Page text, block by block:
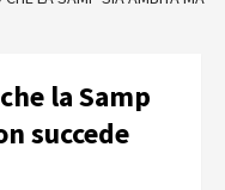
la Samp
succede